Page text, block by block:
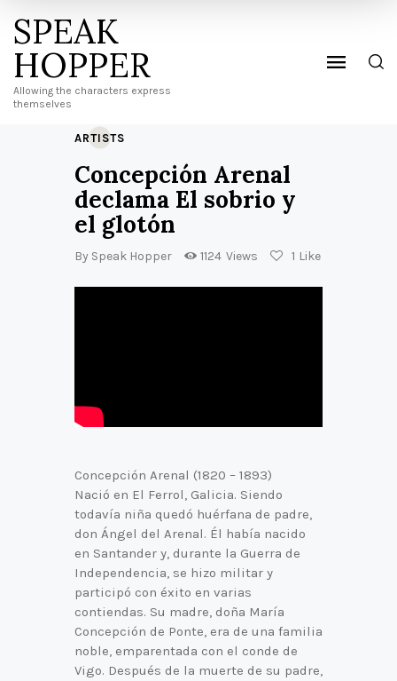
SPEAK
HOPPER
Allowing the characters express
themselves
ARTISTS
Concepción Arenal
declama El sobrio y
el glotón
By Speak Hopper 1124 Views 1 Like
Concepción Arenal (1820 – 1893)
Nació en El Ferrol, Galicia. Siendo
todavía niña quedó huérfana de padre,
don Ángel del Arenal. Él había nacido
en Santander y, durante la Guerra de
Independencia, se hizo militar y
participó con éxito en varias
contiendas. Su madre, doña María
Concepción de Ponte, era de una familia
noble, emparentada con el conde de
Vigo. Después de la muerte de su padre,